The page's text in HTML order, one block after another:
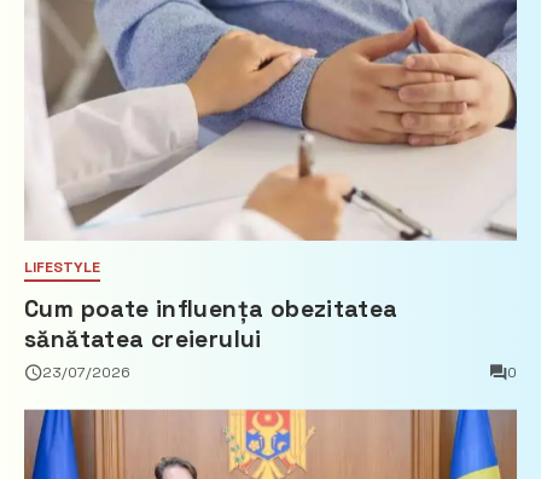
LIFESTYLE
Cum poate influența obezitatea
sănătatea creierului
23/07/2026 0